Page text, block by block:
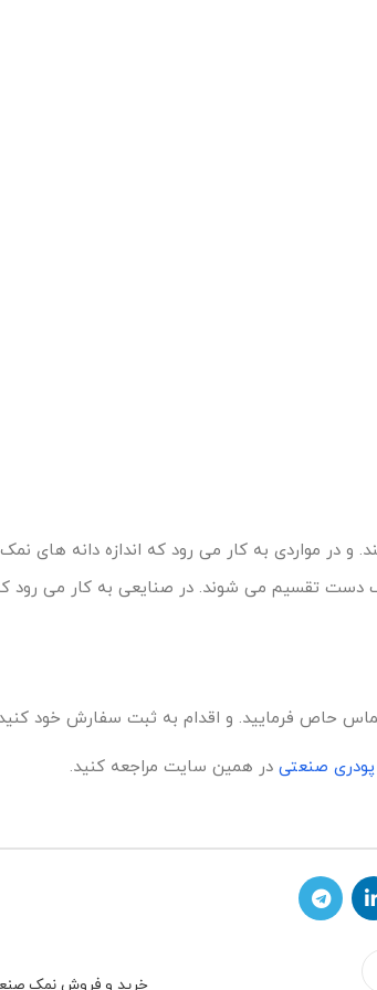
در مواردی به کار می رود که اندازه دانه های نمک
دست تقسیم می شوند. در صنایعی به کار می رود
حاص فرمایید. و اقدام به ثبت سفارش خود
صنعتی در همین سایت مراجعه کنید.
خرید و فروش نمک